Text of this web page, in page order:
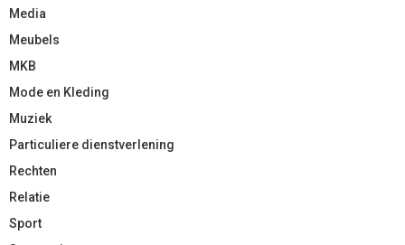
Media
Meubels
MKB
Mode en Kleding
Muziek
Particuliere dienstverlening
Rechten
Relatie
Sport